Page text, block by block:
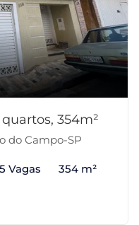
354m²
do Campo-SP
5 Vagas 354 m²